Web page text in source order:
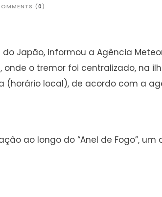
(0)
Japão, informou a Agência
o tremor foi centralizado, na
(horário local), de acordo com a
ao longo do “Anel de Fogo”,